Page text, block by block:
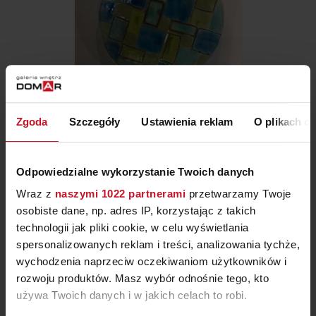
Zgoda Szczegóły Ustawienia reklam O plikach
Odpowiedzialne wykorzystanie Twoich danych
Wraz z naszymi 1022 partnerami przetwarzamy Twoje
osobiste dane, np. adres IP, korzystając z takich
technologii jak pliki cookie, w celu wyświetlania
spersonalizowanych reklam i treści, analizowania tychże,
wychodzenia naprzeciw oczekiwaniom użytkowników i
rozwoju produktów. Masz wybór odnośnie tego, kto
używa Twoich danych i w jakich celach to robi.
PATERA SZKLANA OKRĄGŁA 2